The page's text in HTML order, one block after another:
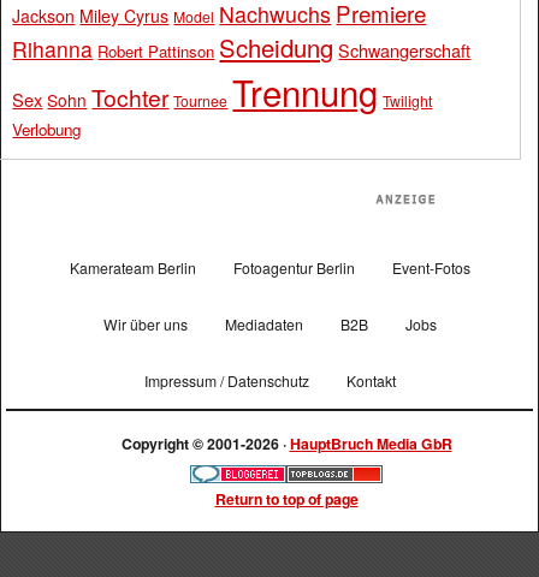
Jackson Miley Cyrus Model Nachwuchs Premiere
Rihanna Robert Pattinson Scheidung Schwangerschaft
Sex Sohn Tochter Tournee Trennung Twilight
Verlobung
Kamerateam Berlin Fotoagentur Berlin Event-Fotos
Wir über uns Mediadaten B2B Jobs
Impressum / Datenschutz Kontakt
Copyright © 2001-2026 ·HauptBruch Media GbR
Return to top of page